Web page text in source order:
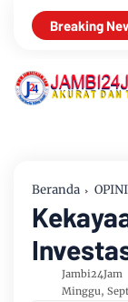
Breaking
Warga
Beranda OPINI
Jambi24Jam
Minggu,